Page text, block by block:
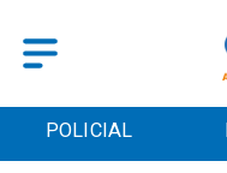
POLICIAL